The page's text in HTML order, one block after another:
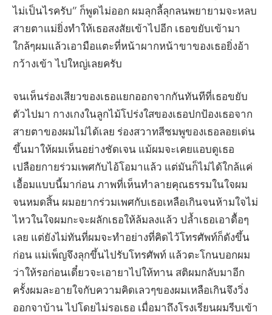
ไม่เป็นไรครับ” ก็พูดไม่ออก ผมลุกลี้ลุกลนพยายามจะหลบ
สายตาแม่ยิ่งทำให้เธอสงสัยเข้าไปอีก เธอขยับเข้ามา
ใกล้ๆผมแล้วเอามือแตะที่หน้าผากหน้าขาของเธอยิ่งอ้า
กว้างเข้า ไปใหญ่เลยครับ
จนเห็นร่องเสียวของเธอแยกออกจากกันทันทีที่เธอขยับ
ตัวไปมา กางเกงในลูกไม้โปร่งใสของเธอปกป้องเธอจาก
สายตาของผมไม่ได้เลย ร่องสวาทสีชมพูของเธอลอยเด่น
ขึ้นมาให้ผมเห็นอย่างชัดเจน แม้ผมจะเคยแอบดูเธอ
เปลือยกายร่วมเพศกับไอ้โอมาแล้ว แต่มันก็ไม่ได้ใกล้แค่
เอื้อมแบบนี้มาก่อน ภาพที่เห็นทำลายคุณธรรมในใจผม
จนหมดสิ้น ผมอยากร่วมเพศกับเธอเหลือเกินจนห้ามใจไม่
ไหวในใจผมกะจะผลักเธอให้ล้มลงแล้ว ปล้ำเธอเอาดื้อๆ
เลย แต่ยังไม่ทันที่ผมจะทำอย่างที่คิดไว้โทรศัพท์ก็ดังขึ้น
ก่อน แม่เพ็ญจึงลุกขึ้นไปรับโทรศัพท์ แล้วตะโกนบอกผม
ว่าให้รอก่อนเดี๋ยวจะเอายาไปให้ทาน สติผมกลับมาอีก
ครั้งผมละอายใจกับความคิดเลวๆของผมเหลือเกินจึงวิ่ง
ออกจาบ้าน ไปโดยไม่รอเธอ เมื่อมาถึงโรงเรียนผมรีบเข้า